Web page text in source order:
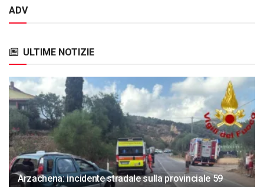
ADV
ULTIME NOTIZIE
Arzachena: incidente stradale sulla provinciale 59